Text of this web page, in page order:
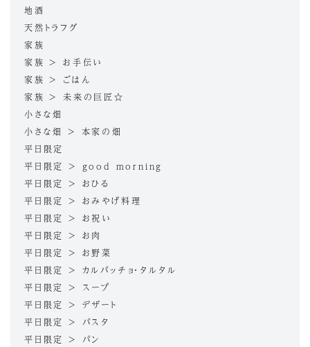
地酒
天然トラフグ
家族
家族 > お手伝い
家族 > ごはん
家族 > 未来の巨匠☆
小さな畑
小さな畑 > 本家の畑
平日限定
平日限定 > good morning
平日限定 > おひる
平日限定 > おみやげ料理
平日限定 > お祝い
平日限定 > お肉
平日限定 > お野菜
平日限定 > カルパッチョ・タルタル
平日限定 > スープ
平日限定 > デザート
平日限定 > パスタ
平日限定 > パン